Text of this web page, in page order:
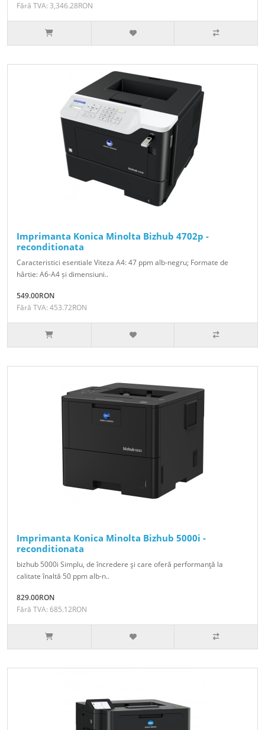
Fără TVA: 3,346.28RON
Imprimanta Konica Minolta Bizhub 4702p -
reconditionata
Caracteristici esentiale Viteza A4: 47 ppm alb-negru; Formate de
hârtie: A6-A4 și dimensiuni..
549.00RON
Fără TVA: 453.72RON
Imprimanta Konica Minolta Bizhub 5000i -
reconditionata
bizhub 5000i Simplu, de încredere şi care oferă performanţă la
calitate înaltă 50 ppm alb-n..
829.00RON
Fără TVA: 685.12RON